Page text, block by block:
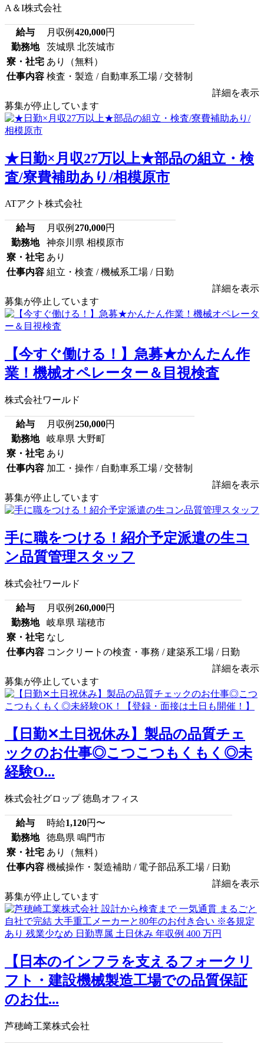
A＆I株式会社
給与 月収例 420,000円
勤務地
茨城県 北茨城市
寮・社宅 あり（無料）
仕事内容 検査・製造 / 自動車系工場 / 交替制
詳細を表示
募集が停止しています
★日勤×月収27万以上★部品の組立・検
査/寮費補助あり/相模原市
ATアクト株式会社
給与 月収例 270,000円
勤務地
神奈川県 相模原市
寮・社宅 あり
仕事内容 組立・検査 / 機械系工場 / 日勤
詳細を表示
募集が停止しています
【今すぐ働ける！】急募★かんたん作
業！機械オペレーター＆目視検査
株式会社ワールド
給与 月収例 250,000円
勤務地
岐阜県 大野町
寮・社宅 あり
仕事内容 加工・操作 / 自動車系工場 / 交替制
詳細を表示
募集が停止しています
手に職をつける！紹介予定派遣の生コ
ン品質管理スタッフ
株式会社ワールド
給与 月収例 260,000円
勤務地
岐阜県 瑞穂市
寮・社宅 なし
仕事内容 コンクリートの検査・事務 / 建築系工場 / 日勤
詳細を表示
募集が停止しています
【日勤✕土日祝休み】製品の品質チェ
ックのお仕事◎こつこつもくもく◎未
経験O...
株式会社グロップ 徳島オフィス
給与 時給1,120円〜
勤務地
徳島県 鳴門市
寮・社宅 あり（無料）
仕事内容 機械操作・製造補助 / 電子部品系工場 / 日勤
詳細を表示
募集が停止しています
【日本のインフラを支えるフォークリ
フト・建設機械製造工場での品質保証
のお仕...
芦穂崎工業株式会社